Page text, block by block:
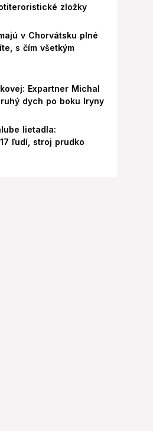
zložky
v Chorvátsku plné
s čím všetkým
Expartner Michal
dych po boku Iryny
lietadla:
ľudí, stroj prudko